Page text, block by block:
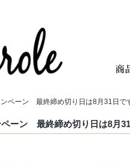
ペーン 最終締め切り日は8月31日で
ーン 最終締め切り日は8月31